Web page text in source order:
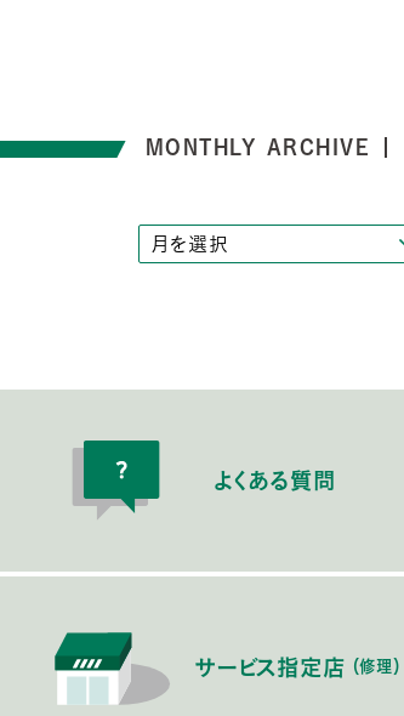
MONTHLY ARCHIVE
よくある質問
サービス指定店 （修理）